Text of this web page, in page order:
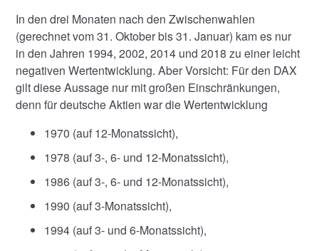
In den drei Monaten nach den Zwischenwahlen
(gerechnet vom 31. Oktober bis 31. Januar) kam es nur
in den Jahren 1994, 2002, 2014 und 2018 zu einer leicht
negativen Wertentwicklung. Aber Vorsicht: Für den DAX
gilt diese Aussage nur mit großen Einschränkungen,
denn für deutsche Aktien war die Wertentwicklung
1970 (auf 12-Monatssicht),
1978 (auf 3-, 6- und 12-Monatssicht),
1986 (auf 3-, 6- und 12-Monatssicht),
1990 (auf 3-Monatssicht),
1994 (auf 3- und 6-Monatssicht),